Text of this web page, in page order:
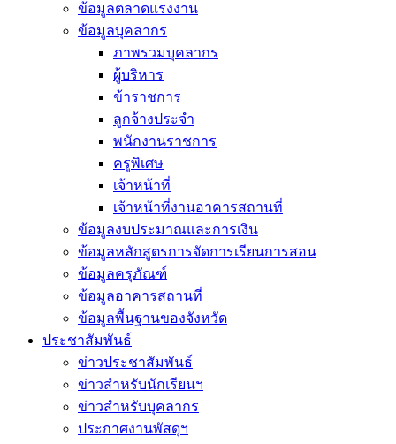
ข้อมูลตลาดแรงงาน
ข้อมูลบุคลากร
ภาพรวมบุคลากร
ผู้บริหาร
ข้าราชการ
ลูกจ้างประจำ
พนักงานราชการ
ครูพิเศษ
เจ้าหน้าที่
เจ้าหน้าที่งานอาคารสถานที่
ข้อมูลงบประมาณและการเงิน
ข้อมูลหลักสูตรการจัดการเรียนการสอน
ข้อมูลครุภัณฑ์
ข้อมูลอาคารสถานที่
ข้อมูลพื้นฐานของจังหวัด
ประชาสัมพันธ์
ข่าวประชาสัมพันธ์
ข่าวสำหรับนักเรียนฯ
ข่าวสำหรับบุคลากร
ประกาศงานพัสดุฯ